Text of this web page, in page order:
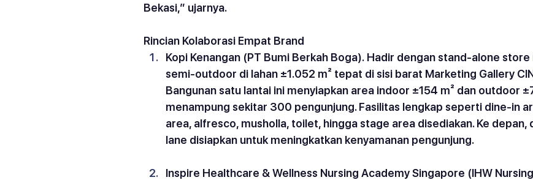
Bekasi,” ujarnya.
Rincian Kolaborasi Empat Brand
Kopi Kenangan (PT Bumi Berkah Boga). Hadir dengan stand-alone
semi-outdoor di lahan ±1.052 m² tepat di sisi barat Marketing Gallery
Bangunan satu lantai ini menyiapkan area indoor ±154 m² dan outdoor
menampung sekitar 300 pengunjung. Fasilitas lengkap seperti dine-in
area, alfresco, musholla, toilet, hingga stage area disediakan. Ke depan,
lane disiapkan untuk meningkatkan kenyamanan pengunjung.
Inspire Healthcare & Wellness Nursing Academy Singapore (IHW